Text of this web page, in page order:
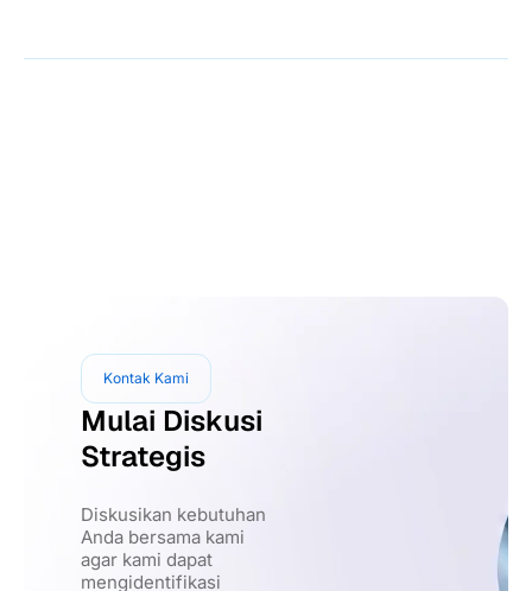
Kontak Kami
Mulai Diskusi
Strategis
Diskusikan kebutuhan
Anda bersama kami
agar kami dapat
mengidentifikasi